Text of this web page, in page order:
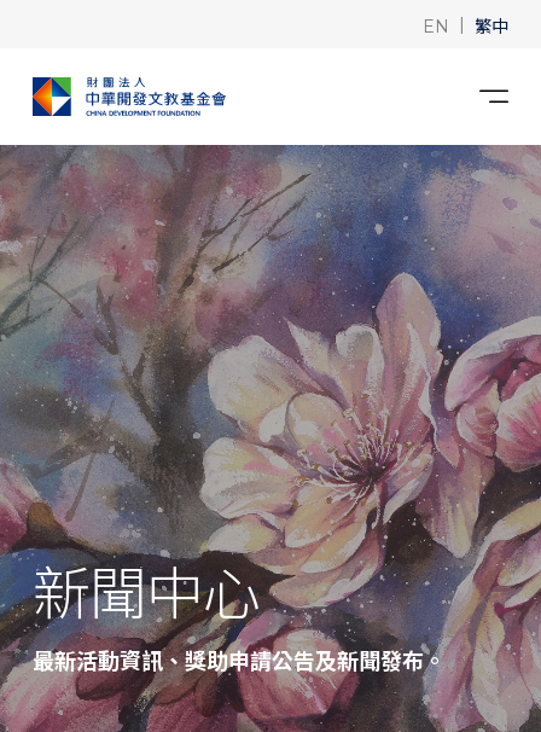
EN | 繁中
新聞中心
最新活動資訊、獎助申請公告及新聞發布。